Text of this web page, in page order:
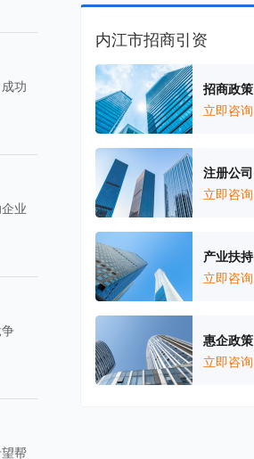
功
业
帮
内江市招商引资
招商政策
立即咨询
注册公司
立即咨询
产业扶持
立即咨询
惠企政策
立即咨询